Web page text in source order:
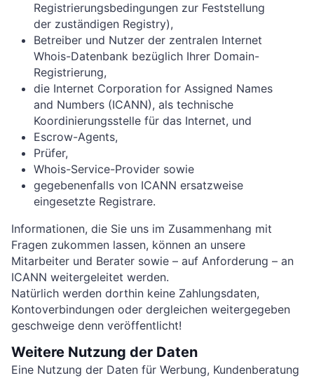
Registrierungsbedingungen zur Feststellung
der zuständigen Registry),
Betreiber und Nutzer der zentralen Internet
Whois-Datenbank bezüglich Ihrer Domain-
Registrierung,
die Internet Corporation for Assigned Names
and Numbers (ICANN), als technische
Koordinierungsstelle für das Internet, und
Escrow-Agents,
Prüfer,
Whois-Service-Provider sowie
gegebenenfalls von ICANN ersatzweise
eingesetzte Registrare.
Informationen, die Sie uns im Zusammenhang mit
Fragen zukommen lassen, können an unsere
Mitarbeiter und Berater sowie – auf Anforderung – an
ICANN weitergeleitet werden.
Natürlich werden dorthin keine Zahlungsdaten,
Kontoverbindungen oder dergleichen weitergegeben
geschweige denn veröffentlicht!
Weitere Nutzung der Daten
Eine Nutzung der Daten für Werbung, Kundenberatung